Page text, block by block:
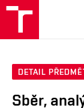
DETAIL
Sběr,